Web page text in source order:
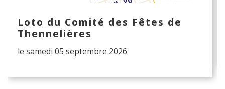
Loto du Comité des Fêtes de
Thennelières
le samedi 05 septembre 2026